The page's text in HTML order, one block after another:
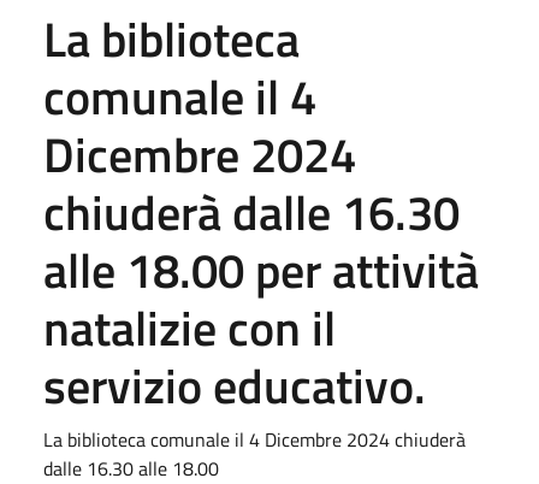
La biblioteca
comunale il 4
Dicembre 2024
chiuderà dalle 16.30
alle 18.00 per attività
natalizie con il
servizio educativo.
La biblioteca comunale il 4 Dicembre 2024 chiuderà
dalle 16.30 alle 18.00